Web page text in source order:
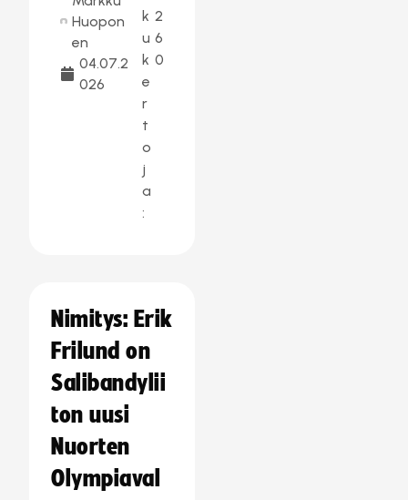
Huopon
en
04.07.2
026
k
u
k
e
r
t
o
j
a
:
2
6
0
Nimitys: Erik
Frilund on
Salibandylii
ton uusi
Nuorten
Olympiaval